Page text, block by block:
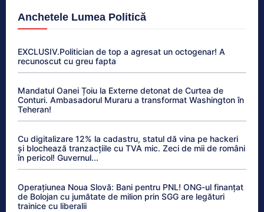
Anchetele Lumea Politică
EXCLUSIV.Politician de top a agresat un octogenar! A
recunoscut cu greu fapta
Mandatul Oanei Țoiu la Externe detonat de Curtea de
Conturi. Ambasadorul Muraru a transformat Washington în
Teheran!
Cu digitalizare 12% la cadastru, statul dă vina pe hackeri
și blochează tranzacțiile cu TVA mic. Zeci de mii de români
în pericol! Guvernul...
Operațiunea Noua Slovă: Bani pentru PNL! ONG-ul finanțat
de Bolojan cu jumătate de milion prin SGG are legături
trainice cu liberalii